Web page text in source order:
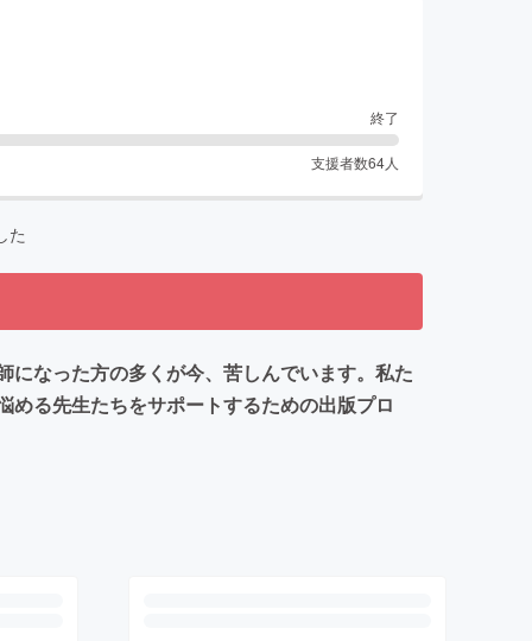
終了
支援者数64人
た
なった方の多くが今、苦しんでいます。私た
る先生たちをサポートするための出版プロ